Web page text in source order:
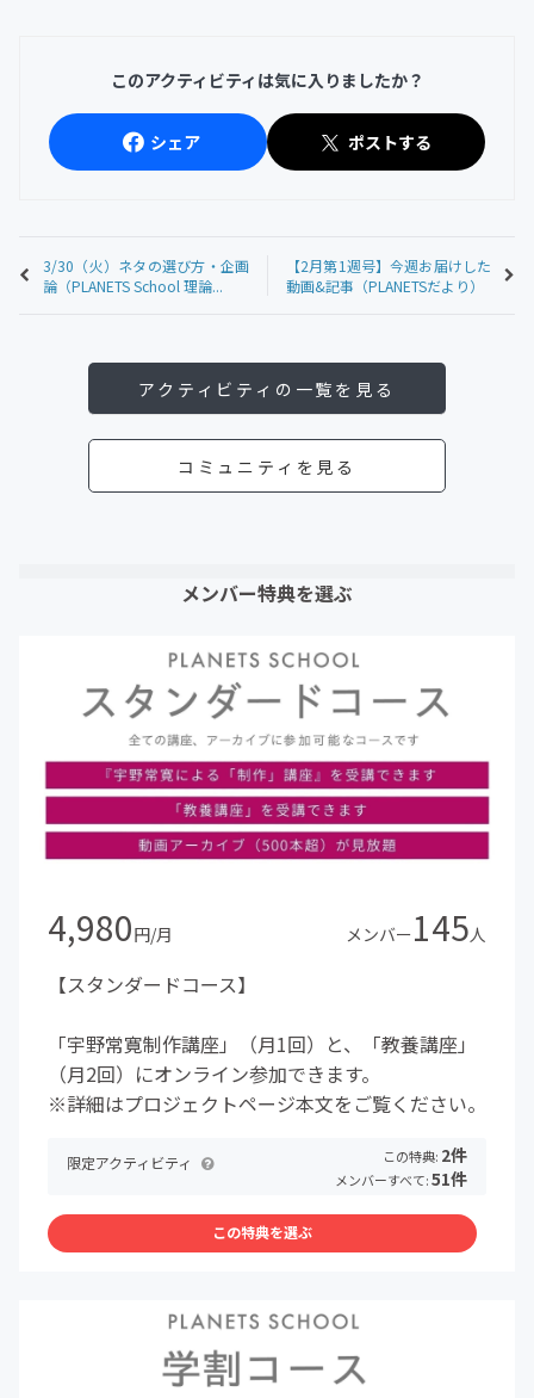
このアクティビティは気に入りましたか？
シェア ポストする
3/30（火）ネタの選び方・企画
論（PLANETS School 理論...
【2月第1週号】今週お届けした
動画&記事（PLANETSだより）
アクティビティの一覧を見る
コミュニティを見る
メンバー特典を選ぶ
4,980円/月 メンバー145人
【スタンダードコース】
「宇野常寛制作講座」（月1回）と、「教養講座」
（月2回）にオンライン参加できます。
※詳細はプロジェクトページ本文をご覧ください。
限定アクティビティ この特典: 2件
メンバーすべて:51件
この特典を選ぶ